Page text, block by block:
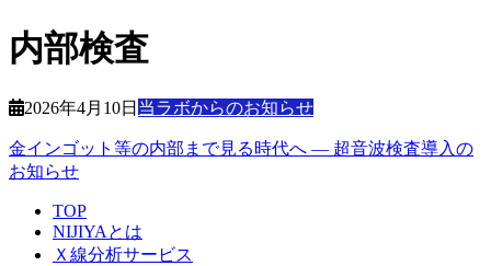
内部検査
2026年4月10日 当ラボからのお知らせ
金インゴット等の内部まで見る時代へ ― 超音波検査導入の
お知らせ
TOP
NIJIYAとは
Ｘ線分析サービス